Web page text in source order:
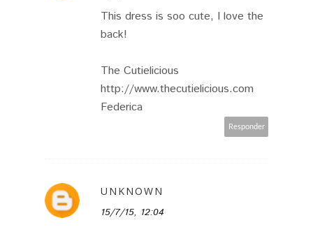
This dress is soo cute, I love the
back!
The Cutielicious
http://www.thecutielicious.com
Federica
Responder
UNKNOWN
15/7/15, 12:04